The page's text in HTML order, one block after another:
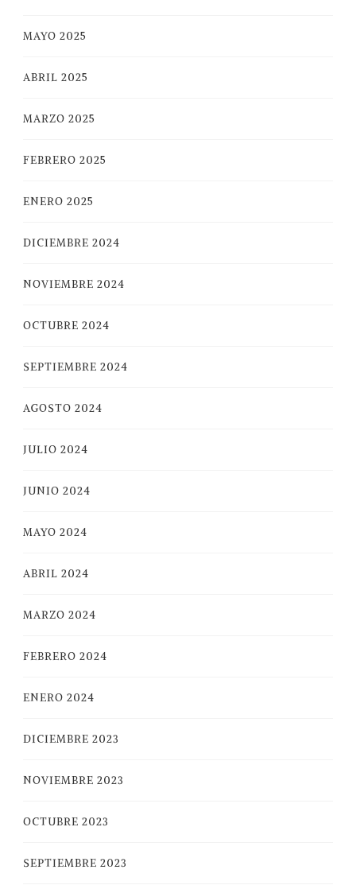
MAYO 2025
ABRIL 2025
MARZO 2025
FEBRERO 2025
ENERO 2025
DICIEMBRE 2024
NOVIEMBRE 2024
OCTUBRE 2024
SEPTIEMBRE 2024
AGOSTO 2024
JULIO 2024
JUNIO 2024
MAYO 2024
ABRIL 2024
MARZO 2024
FEBRERO 2024
ENERO 2024
DICIEMBRE 2023
NOVIEMBRE 2023
OCTUBRE 2023
SEPTIEMBRE 2023